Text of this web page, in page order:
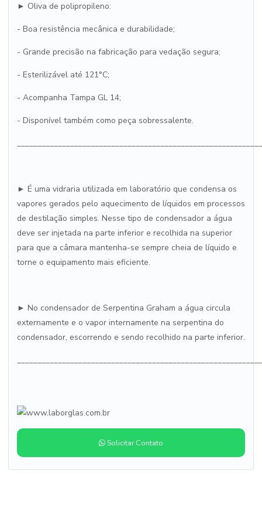
► Oliva de polipropileno:
- Boa resistência mecânica e durabilidade;
- Grande precisão na fabricação para vedação segura;
- Esterilizável até 121°C;
- Acompanha Tampa GL 14;
- Disponível também como peça sobressalente.
► É uma vidraria utilizada em laboratório que condensa os
vapores gerados pelo aquecimento de líquidos em processos
de destilação simples. Nesse tipo de condensador a água
deve ser injetada na parte inferior e recolhida na superior
para que a câmara mantenha-se sempre cheia de líquido e
torne o equipamento mais eficiente.
► No condensador de Serpentina Graham a água circula
externamente e o vapor internamente na serpentina do
condensador, escorrendo e sendo recolhido na parte inferior.
Solicitar Contato